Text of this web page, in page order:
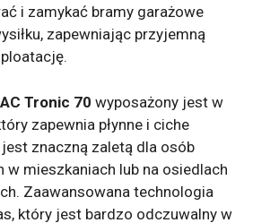
i zamykać bramy garażowe
zapewniając przyjemną
Tronic 70 wyposażony jest w
zapewnia płynne i ciche
znaczną zaletą dla osób
w mieszkaniach lub na osiedlach
Zaawansowana technologia
który jest bardzo odczuwalny w